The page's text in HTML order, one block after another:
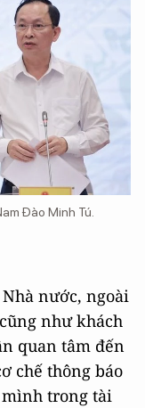
Đào Minh Tú.
nước, ngoài
như khách
quan tâm đến
chế thông báo
trong tài